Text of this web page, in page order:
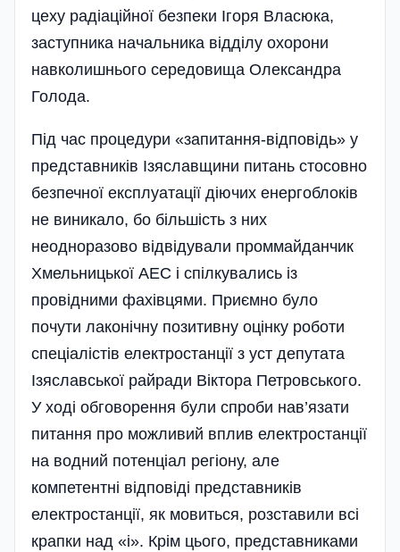
цеху радіаційної безпеки Ігоря Власюка,
заступника начальника відділу охорони
навколишнього середовища Олександра
Голода.
Під час процедури «запитання-відповідь» у
представників Ізяславщини питань стосовно
безпечної експлуатації діючих енергоблоків
не виникало, бо більшість з них
неодноразово відвідували проммайданчик
Хмельницької АЕС і спілкувались із
провідними фахівцями. Приємно було
почути лаконічну позитивну оцінку роботи
спеціалістів електростанції з уст депутата
Ізяславської райради Віктора Петровського.
У ході обговорення були спроби нав’язати
питання про можливий вплив електростанції
на водний потенціал регіону, але
компетентні відповіді представників
електро­станції, як мовиться, розставили всі
крапки над «і». Крім цього, представниками